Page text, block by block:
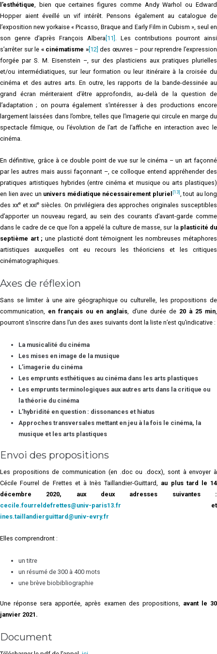
l’esthétique , bien que certaines figures comme Andy Warhol ou Edward
Hopper aient éveillé un vif intérêt. Pensons également au catalogue de
l’exposition new yorkaise « Picasso, Braque and Early Film in Cubism », seul en
son genre d’après François Albera [11]
. Les contributions pourront ainsi
s’arrêter sur le « cinématisme »[12] des œuvres – pour reprendre l’expression
forgée par S. M. Eisenstein –, sur des plasticiens aux pratiques plurielles
et/ou intermédiatiques, sur leur formation ou leur itinéraire à la croisée du
cinéma et des autres arts. En outre, les rapports de la bande-dessinée au
grand écran mériteraient d’être approfondis, au-delà de la question de
l’adaptation ; on pourra également s’intéresser à des productions encore
largement laissées dans l’ombre, telles que l’imagerie qui circule en marge du
spectacle filmique, ou l’évolution de l’art de l’affiche en interaction avec le
cinéma.
En définitive, grâce à ce double point de vue sur le cinéma – un art façonné
par les autres mais aussi façonnant –, ce colloque entend appréhender des
pratiques artistiques hybrides (entre cinéma et musique ou arts plastiques)
en lien avec un univers médiatique nécessairement pluriel [13], tout au long
des xxeet xxie siècles. On privilégiera des approches originales susceptibles
d’apporter un nouveau regard, au sein des courants d’avant-garde comme
dans le cadre de ce que l’on a appelé la culture de masse, sur laplasticité du
septième art ; une plasticité dont témoignent les nombreuses métaphores
artistiques auxquelles ont eu recours les théoriciens et les critiques
cinématographiques.
Axes de réflexion
Sans se limiter à une aire géographique ou culturelle, les propositions de
communication, en français ou en anglais, d’une durée de20 à 25 min,
pourront s’inscrire dans l’un des axes suivants dont la liste n’est qu’indicative :
La musicalité du cinéma
Les mises en image de la musique
L’imagerie du cinéma
Les emprunts esthétiques au cinéma dans les arts plastiques
Les emprunts terminologiques aux autres arts dans la critique ou
la théorie du cinéma
L’hybridité en question : dissonances et hiatus
Approches transversales mettant en jeu à la fois le cinéma, la
musique et les arts plastiques
Envoi des propositions
Les propositions de communication (en .doc ou .docx), sont à envoyer à
Cécile Fourrel de Frettes et à Inès Taillandier-Guittard, au plus tard le 14
décembre 2020, aux deux adresses suivantes :
cecile.fourreldefrettes@univ-paris13.fr et
ines.taillandierguittard@univ-evry.fr
Elles comprendront :
un titre
un résumé de 300 à 400 mots
une brève biobibliographie
Une réponse sera apportée, après examen des propositions, avant le 30
janvier 2021.
Document